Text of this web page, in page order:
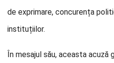
de exprimare, concurența
instituțiilor.
În mesajul său, aceasta acuză